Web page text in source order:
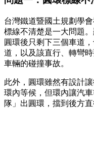
台灣鐵道暨國土規劃學
標線不清楚是一大問題
圓環後只剩下三個車道
道，以及該直行、轉彎
車輛的碰撞事故。
此外，圓環雖然有設計
環內等候，但環內讓汽
隊」出圓環，擋到後方